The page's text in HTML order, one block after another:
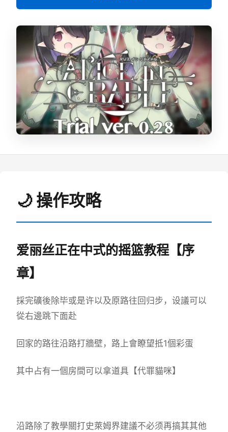
🌙 操作攻略
爱丽丝正在中式的摇篮教程【序
章】
採完礦後除毕或是许以及原路往回归步，设議可以
從右邊跳下面赴
回家的路往沿路打牆壁，路上會瞭望抵1個彩蛋
其中占有一個房間可以拿道具【代罪貓咪】
沿路除了教學關打史萊姆界建議不必须再搞其其他